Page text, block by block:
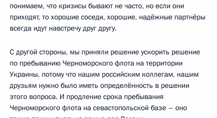
понимаем, что кризисы бывают не часто, но если они
приходят, то хорошие соседи, хорошие, надёжные партнёры
всегда идут навстречу друг другу.
С другой стороны, мы приняли решение ускорить решение
по пребыванию Черноморского флота на территории
Украины, потому что нашим российским коллегам, нашим
друзьям нужно было иметь определённость в решении
этого вопроса. И продление срока пребывания
Черноморского флота на севастопольской базе – оно